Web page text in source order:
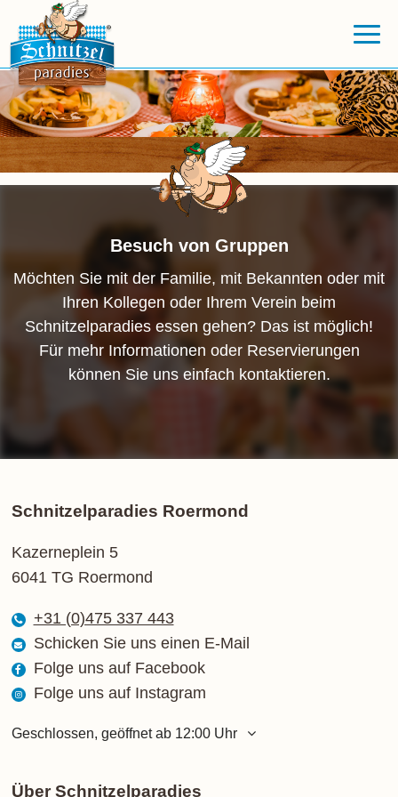
Besuch von Gruppen
Möchten Sie mit der Familie, mit Bekannten oder mit
Ihren Kollegen oder Ihrem Verein beim
Schnitzelparadies essen gehen? Das ist möglich!
Für mehr Informationen oder Reservierungen
können Sie uns einfach kontaktieren.
Schnitzelparadies Roermond
Kazerneplein 5
6041 TG Roermond
+31 (0)475 337 443
Schicken Sie uns einen E-Mail
Folge uns auf Facebook
Folge uns auf Instagram
Geschlossen, geöffnet ab 12:00 Uhr
Dienstag
12:00 - 21:00 Uhr
Über Schnitzelparadies